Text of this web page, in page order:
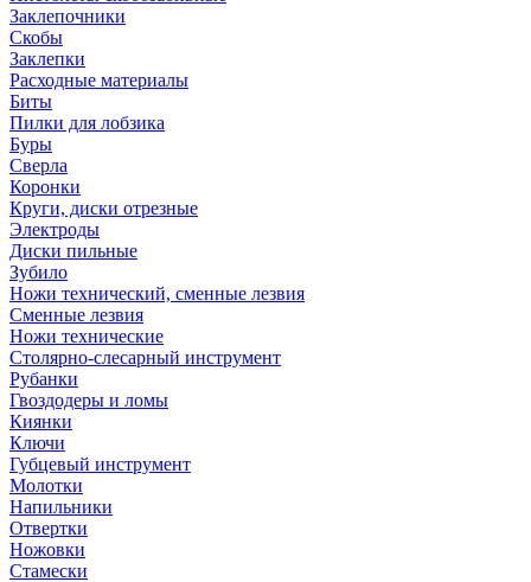
Заклепочники
Скобы
Заклепки
Расходные материалы
Биты
Пилки для лобзика
Буры
Сверла
Коронки
Круги, диски отрезные
Электроды
Диски пильные
Зубило
Ножи технический, сменные лезвия
Сменные лезвия
Ножи технические
Столярно-слесарный инструмент
Рубанки
Гвоздодеры и ломы
Киянки
Ключи
Губцевый инструмент
Молотки
Напильники
Отвертки
Ножовки
Стамески